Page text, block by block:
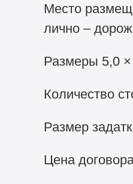
Место
лично –
Размеры 5,0
Количество
Размер
Цена